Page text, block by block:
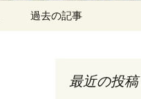
過去の記事
iPhone7 フィルム・ケー
最近の投稿